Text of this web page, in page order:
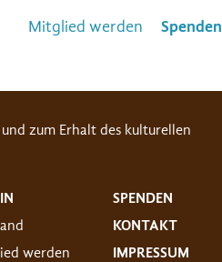
Mitglied werden Spenden
zum Erhalt des kulturellen
werden
SPENDEN
KONTAKT
IMPRESSUM